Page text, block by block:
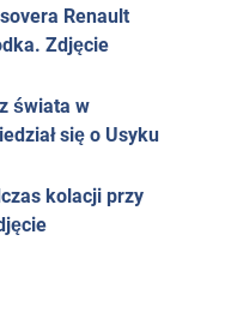
Renault
Zdjęcie
świata w
się o Usyku
kolacji przy